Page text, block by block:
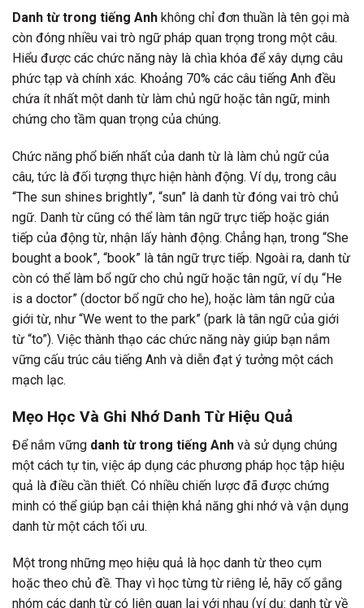
Danh từ trong tiếng Anh không chỉ đơn thuần là tên gọi mà
còn đóng nhiều vai trò ngữ pháp quan trọng trong một câu.
Hiểu được các chức năng này là chìa khóa để xây dựng câu
phức tạp và chính xác. Khoảng 70% các câu tiếng Anh đều
chứa ít nhất một danh từ làm chủ ngữ hoặc tân ngữ, minh
chứng cho tầm quan trọng của chúng.
Chức năng phổ biến nhất của danh từ là làm chủ ngữ của
câu, tức là đối tượng thực hiện hành động. Ví dụ, trong câu
“The sun shines brightly”, “sun” là danh từ đóng vai trò chủ
ngữ. Danh từ cũng có thể làm tân ngữ trực tiếp hoặc gián
tiếp của động từ, nhận lấy hành động. Chẳng hạn, trong “She
bought a book”, “book” là tân ngữ trực tiếp. Ngoài ra, danh từ
còn có thể làm bổ ngữ cho chủ ngữ hoặc tân ngữ, ví dụ “He
is a doctor” (doctor bổ ngữ cho he), hoặc làm tân ngữ của
giới từ, như “We went to the park” (park là tân ngữ của giới
từ “to”). Việc thành thạo các chức năng này giúp bạn nắm
vững cấu trúc câu tiếng Anh và diễn đạt ý tưởng một cách
mạch lạc.
Mẹo Học Và Ghi Nhớ Danh Từ Hiệu Quả
Để nắm vững danh từ trong tiếng Anh và sử dụng chúng
một cách tự tin, việc áp dụng các phương pháp học tập hiệu
quả là điều cần thiết. Có nhiều chiến lược đã được chứng
minh có thể giúp bạn cải thiện khả năng ghi nhớ và vận dụng
danh từ một cách tối ưu.
Một trong những mẹo hiệu quả là học danh từ theo cụm
hoặc theo chủ đề. Thay vì học từng từ riêng lẻ, hãy cố gắng
nhóm các danh từ có liên quan lại với nhau (ví dụ: danh từ về